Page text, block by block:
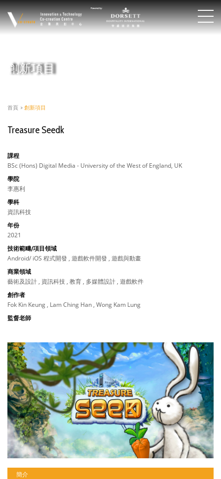
創新項目
首頁 > 創新項目
Treasure Seedk
課程
BSc (Hons) Digital Media - University of the West of England, UK
學院
李惠利
學科
資訊科技
年份
2021
技術範疇/項目領域
Android/ iOS 程式開發 , 遊戲軟件開發 , 遊戲與動畫
商業領域
藝術及設計 , 資訊科技 , 教育 , 多媒體設計 , 遊戲軟件
創作者
Fok Kin Keung , Lam Ching Han , Wong Kam Lung
監督老師
簡介